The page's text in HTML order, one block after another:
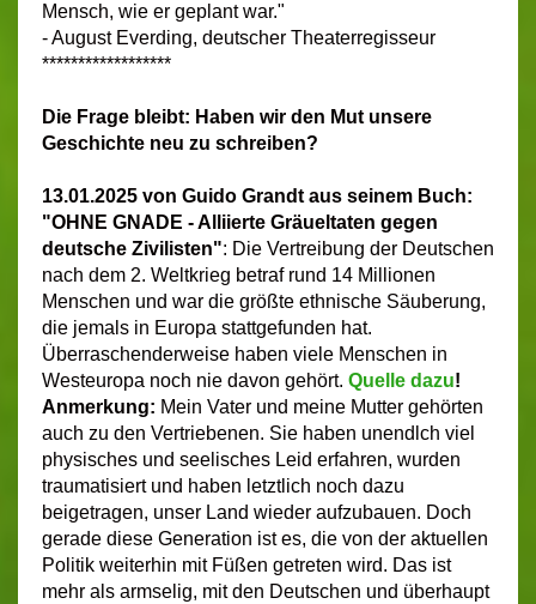
Mensch, wie er geplant war."
- August Everding, deutscher Theaterregisseur
******************
Die Frage bleibt: Haben wir den Mut unsere
Geschichte neu zu schreiben?
13.01.2025 von Guido Grandt aus seinem Buch:
"OHNE GNADE - Alliierte Gräueltaten gegen
deutsche Zivilisten": Die Vertreibung der Deutschen
nach dem 2. Weltkrieg betraf rund 14 Millionen
Menschen und war die größte ethnische Säuberung,
die jemals in Europa stattgefunden hat.
Überraschenderweise haben viele Menschen in
Westeuropa noch nie davon gehört. Quelle dazu!
Anmerkung: Mein Vater und meine Mutter gehörten
auch zu den Vertriebenen. Sie haben unendlch viel
physisches und seelisches Leid erfahren, wurden
traumatisiert und haben letztlich noch dazu
beigetragen, unser Land wieder aufzubauen. Doch
gerade diese Generation ist es, die von der aktuellen
Politik weiterhin mit Füßen getreten wird. Das ist
mehr als armselig, mit den Deutschen und überhaupt